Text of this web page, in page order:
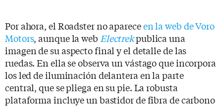
Por ahora, el Roadster no apareceen la web de Voro
Motors, aunque la web Electrekpublica una
imagen de su aspecto final y el detalle de las
ruedas. En ella se observa un vástago que incorpora
los led de iluminación delantera en la parte
central, que se pliega en su pie. La robusta
plataforma incluye un bastidor de fibra de carbono